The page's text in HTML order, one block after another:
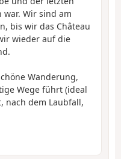
war. Wir sind am
bis wir das Château
wieder auf die
Wanderung,
Wege führt (ideal
nach dem Laubfall,